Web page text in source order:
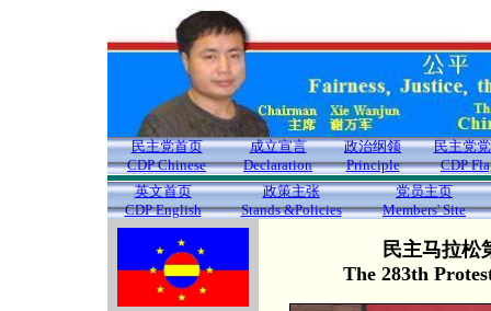
民主党首页
CDP Chinese
成立宣言
Declaration
政治纲领
Principle
民主党
CDP
英文首页
CDP English
政策主张
Stands &Policies
党员主页
Members' Site
民主马拉松
The 283th